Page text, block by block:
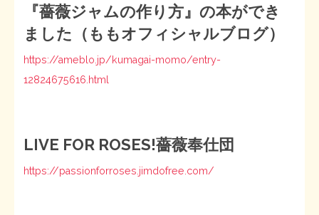
『薔薇ジャムの作り方』の本ができ
ました（ももオフィシャルブログ）
https://ameblo.jp/kumagai-momo/entry-
12824675616.html
LIVE FOR ROSES!薔薇奉仕団
https://passionforroses.jimdofree.com/